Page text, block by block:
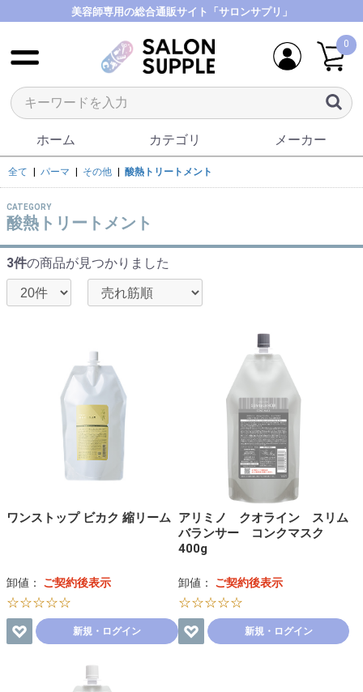
美容師専用の総合通販サイト「サロンサプリ」
0
ホーム カテゴリ メーカー
全て パーマ その他 酸熱トリートメント
CATEGORY
酸熱トリートメント
3件の商品が見つかりました
ワンストップ ビカク 縮リーム
卸値： ご契約後表示
☆☆☆☆☆
新規・ログイン
アリミノ クオライン スリム
バランサー コンクマスク
400g
卸値： ご契約後表示
☆☆☆☆☆
新規・ログイン